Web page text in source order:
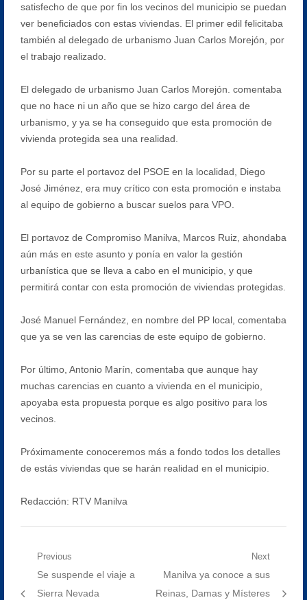
satisfecho de que por fin los vecinos del municipio se puedan
ver beneficiados con estas viviendas. El primer edil felicitaba
también al delegado de urbanismo Juan Carlos Morejón, por
el trabajo realizado.
El delegado de urbanismo Juan Carlos Morejón. comentaba
que no hace ni un año que se hizo cargo del área de
urbanismo, y ya se ha conseguido que esta promoción de
vivienda protegida sea una realidad.
Por su parte el portavoz del PSOE en la localidad, Diego
José Jiménez, era muy crítico con esta promoción e instaba
al equipo de gobierno a buscar suelos para VPO.
El portavoz de Compromiso Manilva, Marcos Ruiz, ahondaba
aún más en este asunto y ponía en valor la gestión
urbanística que se lleva a cabo en el municipio, y que
permitirá contar con esta promoción de viviendas protegidas.
José Manuel Fernández, en nombre del PP local, comentaba
que ya se ven las carencias de este equipo de gobierno.
Por último, Antonio Marín, comentaba que aunque hay
muchas carencias en cuanto a vivienda en el municipio,
apoyaba esta propuesta porque es algo positivo para los
vecinos.
Próximamente conoceremos más a fondo todos los detalles
de estás viviendas que se harán realidad en el municipio.
Redacción: RTV Manilva
Navegación
Previous
Previous
post:
Se suspende el viaje a
Sierra Nevada
Next
Next
post:
Manilva ya conoce a sus
Reinas, Damas y Místeres